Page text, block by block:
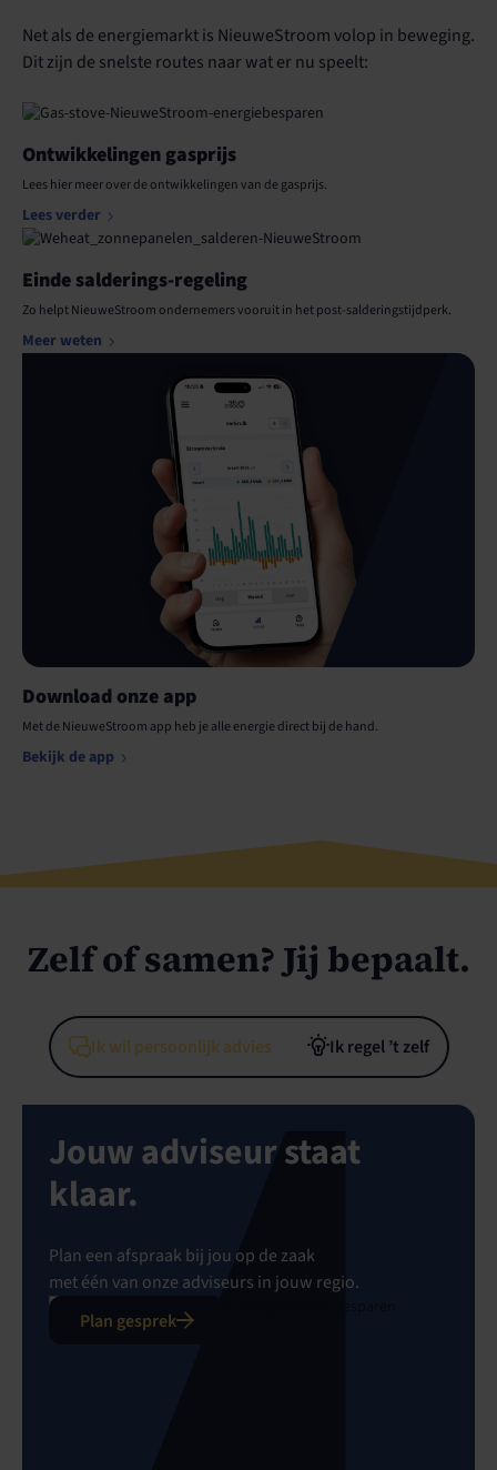
Net als de energiemarkt is NieuweStroom volop in beweging.
Dit zijn de snelste routes naar wat er nu speelt:
Ontwikkelingen gasprijs
Lees hier meer over de ontwikkelingen van de gasprijs.
Lees verder
Einde salderings-regeling
Zo helpt NieuweStroom ondernemers vooruit in het post-salderingstijdperk.
Meer weten
Download onze app
Met de NieuweStroom app heb je alle energie direct bij de hand.
Bekijk de app
Zelf of samen? Jij bepaalt.
Ik wil persoonlijk advies Ik regel ’t zelf
Jouw adviseur staat
klaar.
Plan een afspraak bij jou op de zaak
met één van onze adviseurs in jouw regio.
Plan gesprek